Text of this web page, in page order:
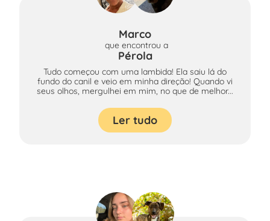
Marco
que encontrou a
Pérola
Tudo começou com uma lambida! Ela saiu lá do
fundo do canil e veio em minha direção! Quando vi
seus olhos, mergulhei em mim, no que de melhor...
Ler tudo